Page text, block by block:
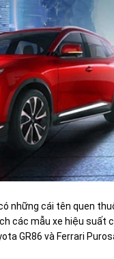
những cái tên quen
các mẫu xe hiệu suất
GR86 và Ferrari